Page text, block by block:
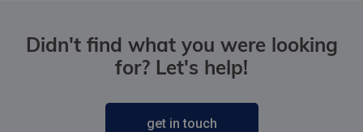
Didn't find what you were looking
for? Let's help!
get in touch